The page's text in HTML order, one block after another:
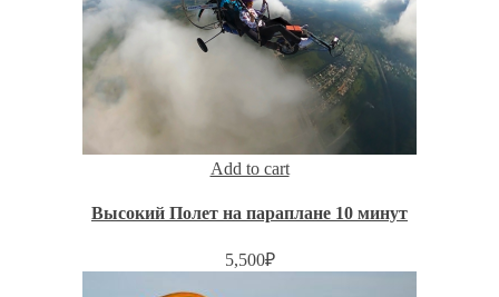
Add to cart
Высокий Полет на параплане 10 минут
5,500₽